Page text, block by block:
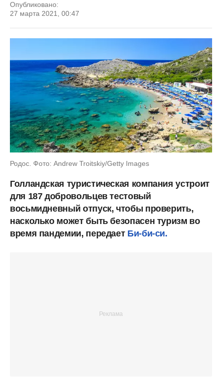
Опубликовано:
27 марта 2021, 00:47
Родос. Фото: Andrew Troitskiy/Getty Images
Голландская туристическая компания устроит
для 187 добровольцев тестовый
восьмидневный отпуск, чтобы проверить,
насколько может быть безопасен туризм во
время пандемии, передает Би-би-си.